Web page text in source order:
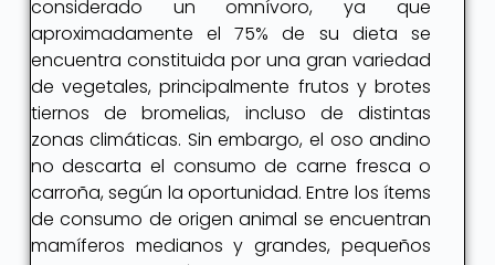
considerado un omnívoro, ya que
aproximadamente el 75% de su dieta se
encuentra constituida por una gran variedad
de vegetales, principalmente frutos y brotes
tiernos de bromelias, incluso de distintas
zonas climáticas. Sin embargo, el oso andino
no descarta el consumo de carne fresca o
carroña, según la oportunidad. Entre los ítems
de consumo de origen animal se encuentran
mamíferos medianos y grandes, pequeños